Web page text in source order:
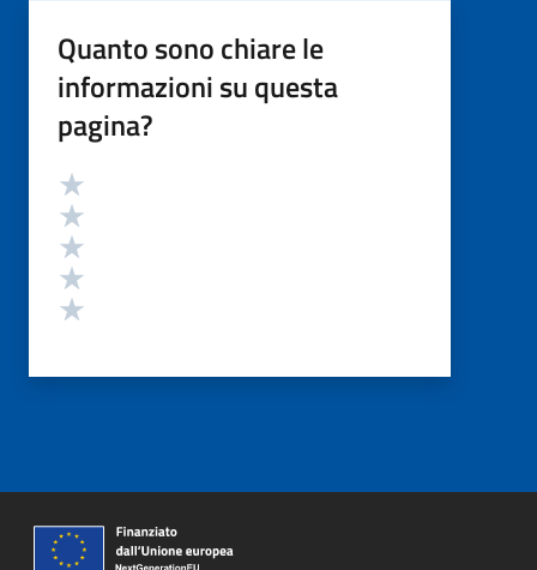
Quanto sono chiare le
informazioni su questa
pagina?
Valutazione